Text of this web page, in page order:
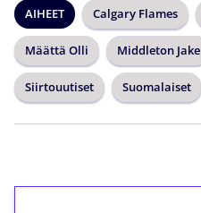
AIHEET Calgary Flames
Määttä Olli Middleton Jake
Siirtouutiset Suomalaiset